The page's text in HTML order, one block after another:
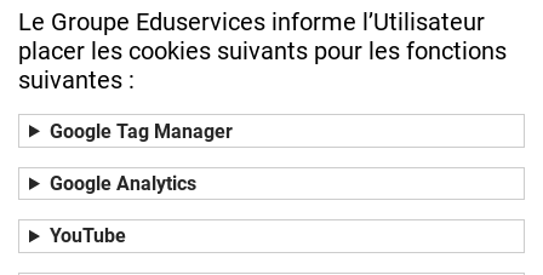
Le Groupe Eduservices informe l’Utilisateur
placer les cookies suivants pour les fonctions
suivantes :
Google Tag Manager
Google Analytics
YouTube